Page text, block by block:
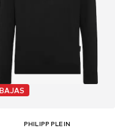
PHILIPP PLEIN